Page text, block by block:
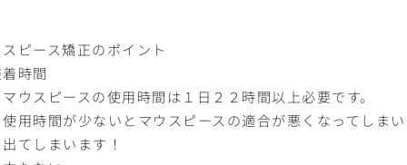
ピース矯正のポイント
着時間
スピースの使用時間は１日２２時間以上必要です。
時間が少ないとマウスピースの適合が悪くなってしま
しまいます！